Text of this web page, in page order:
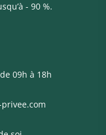
- 90 %.
09h à 18h